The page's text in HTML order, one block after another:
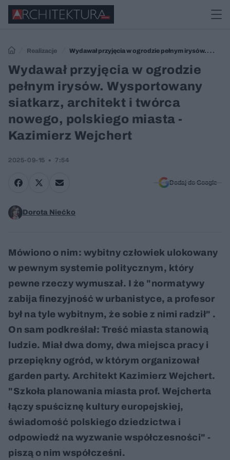
Realizacje
Wydawał przyjęcia w ogrodzie pełnym irysów.
Wysportowany siatkarz, architekt i twórca nowego, polskiego miasta -
Kazimierz Wejchert
Wydawał przyjęcia w ogrodzie
pełnym irysów. Wysportowany
siatkarz, architekt i twórca
nowego, polskiego miasta -
Kazimierz Wejchert
2025-09-15 7:54
Dodaj do Google
Dorota Niećko
Mówiono o nim: wybitny człowiek ulokowany
w pewnym systemie politycznym, który
pewne rzeczy wymuszał. I że "normatywy
zabija finezyjność w urbanistyce, a profesor
był na tyle wybitnym, że sobie z nimi radził" .
On sam podkreślał: Treść miasta stanowią
ludzie. Miał dwa domy, dwa miejsca pracy i
przepiękny ogród, w którym organizował
garden party. Architekt Kazimierz Wejchert.
"Szkoła planowania miasta prof. Wejcherta
łączy spuściznę kultury europejskiej,
świadomość polskiego dziedzictwa i
odpowiedź na wyzwanie współczesności" -
piszą o nim współcześni.